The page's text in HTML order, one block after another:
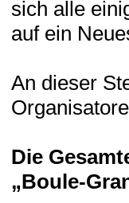
sich alle
auf ein
An dieser
Die
„Boule-